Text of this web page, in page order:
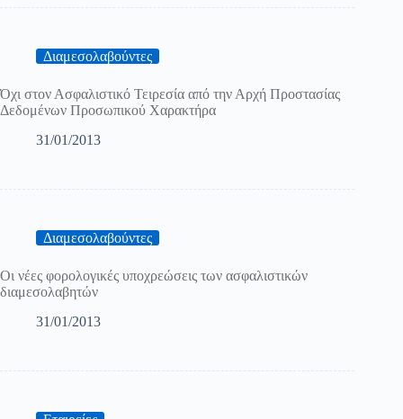
Διαμεσολαβούντες
Όχι στον Ασφαλιστικό Τειρεσία από την Αρχή Προστασίας
Δεδομένων Προσωπικού Χαρακτήρα
31/01/2013
Διαμεσολαβούντες
Οι νέες φορολογικές υποχρεώσεις των ασφαλιστικών
διαμεσολαβητών
31/01/2013